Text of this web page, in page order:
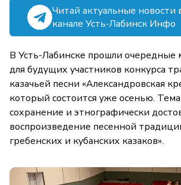
Читай актуальные новости
канале Усть-Лабинск Инфо
В Усть-Лабинске прошли очередные
для будущих участников конкурса
казачьей песни «Александровская
который состоится уже осенью.
сохранение и этнографически
воспроизведение песенной
гребенских и кубанских казаков».